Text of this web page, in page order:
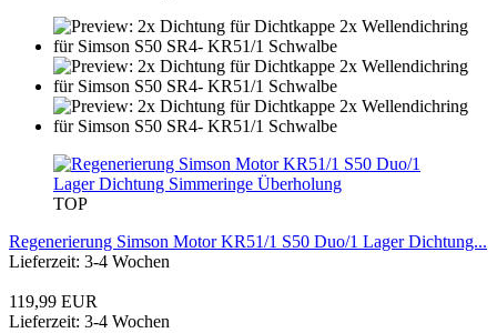
TOP
Regenerierung Simson Motor KR51/1 S50 Duo/1 Lager Dichtung...
Lieferzeit: 3-4 Wochen
119,99 EUR
Lieferzeit: 3-4 Wochen